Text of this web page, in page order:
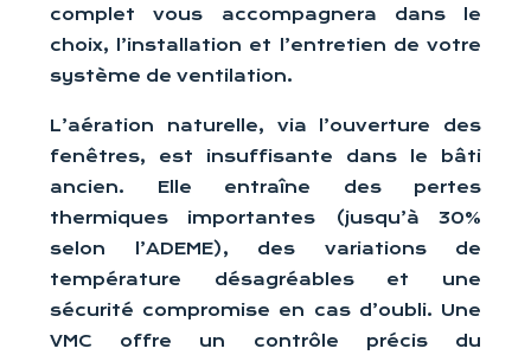
complet vous accompagnera dans le
choix, l’installation et l’entretien de votre
système de ventilation.
L’aération naturelle, via l’ouverture des
fenêtres, est insuffisante dans le bâti
ancien. Elle entraîne des pertes
thermiques importantes (jusqu’à 30%
selon l’ADEME), des variations de
température désagréables et une
sécurité compromise en cas d’oubli. Une
VMC offre un contrôle précis du